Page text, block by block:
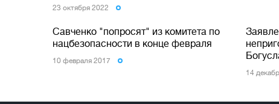
23 октября 2022
Савченко "попросят" из комитета по
нацбезопасности в конце февраля
10 февраля 2017
14